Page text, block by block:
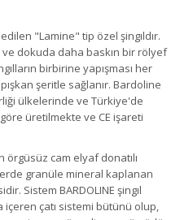
"Lamine" tip özel şingıldır.
ve dokuda daha baskın birrölyef
ılların birbirine yapışması her
ışkan şeritle sağlanır. Bardoline
ği ülkelerinde ve Türkiye'de
göre üretilmekte ve CE işareti
örgüsüz cam elyaf donatılı
granüle mineral kaplanan
Sistem BARDOLINE şingıl
içeren çatı sistemi bütünü olup,